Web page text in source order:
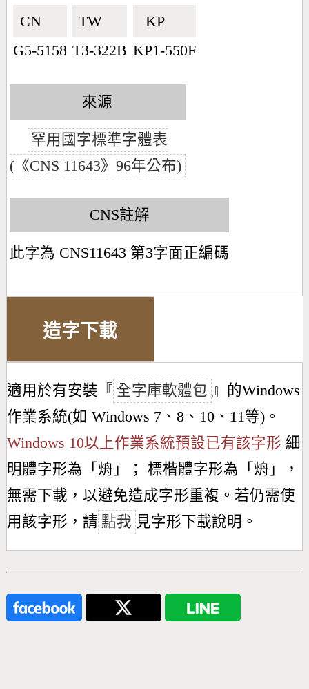
CN🇨🇳
G5-5158
TW🇹🇼
T3-322B
KP🇰🇵
KP1-550F
來源
罕用國字標準字體表
(《CNS 11643》96年公布)
CNS註解
此字為 CNS11643 第3字面正編碼
造字下載
適用於有安裝『 全字庫軟體包 』的Windows
作業系統(如 Windows 7、8、10、11等)。
Windows 10以上作業系統預設已有該字形 細
明體字形為「 烐 」； 標楷體字形為「 烐 」，
無需下載，以避免造成字形重複。若仍需使
用該字形，請 點我 見字形下載說明。